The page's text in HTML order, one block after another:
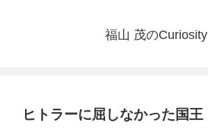
福山 茂のCuriosity
ヒトラーに屈しなかった国王